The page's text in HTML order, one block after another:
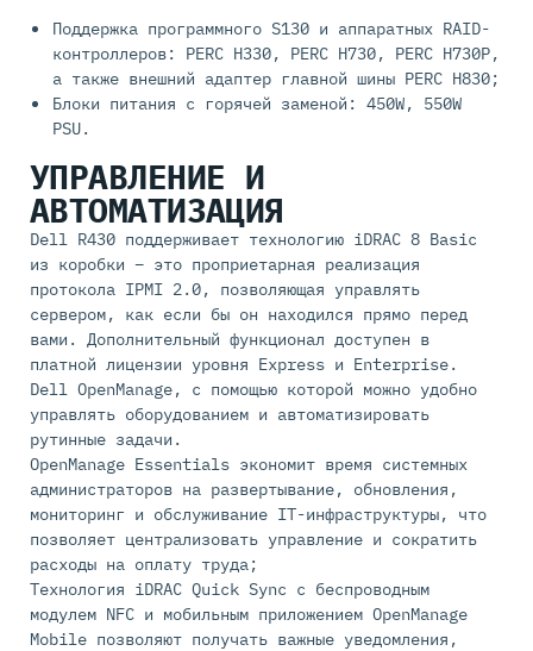
Поддержка программного S130 и аппаратных RAID-
контроллеров: PERC H330, PERC H730, PERC H730P,
а также внешний адаптер главной шины PERC H830;
Блоки питания с горячей заменой: 450W, 550W
PSU.
УПРАВЛЕНИЕ И
АВТОМАТИЗАЦИЯ
Dell R430 поддерживает технологию iDRAC 8 Basic
из коробки – это проприетарная реализация
протокола IPMI 2.0, позволяющая управлять
сервером, как если бы он находился прямо перед
вами. Дополнительный функционал доступен в
платной лицензии уровня Express и Enterprise.
Dell OpenManage, с помощью которой можно удобно
управлять оборудованием и автоматизировать
рутинные задачи.
OpenManage Essentials экономит время системных
администраторов на развертывание, обновления,
мониторинг и обслуживание IT-инфраструктуры, что
позволяет централизовать управление и сократить
расходы на оплату труда;
Технология iDRAC Quick Sync с беспроводным
модулем NFC и мобильным приложением OpenManage
Mobile позволяют получать важные уведомления,